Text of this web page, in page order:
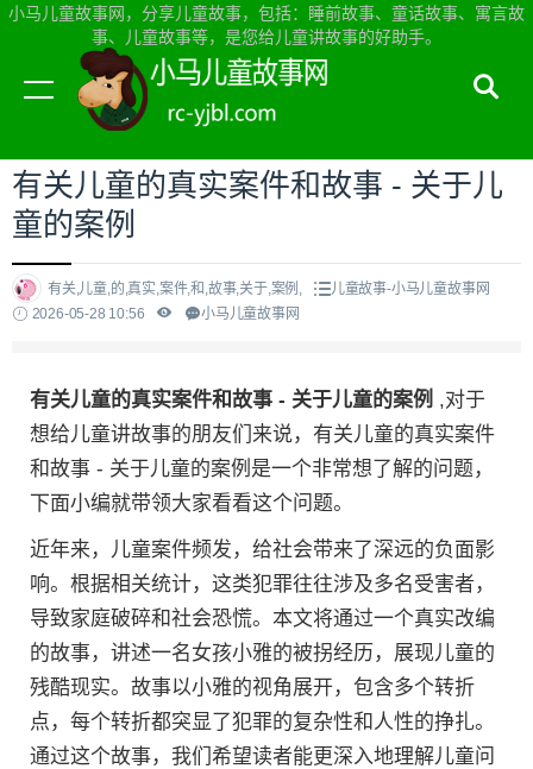
小马儿童故事网，分享儿童故事，包括：睡前故事、童话故事、寓言故
事、儿童故事等，是您给儿童讲故事的好助手。
当前位置：小马儿童故事网首页>儿童故事
有关儿童的真实案件和故事 - 关于儿
童的案例
有关,儿童,的,真实,案件,和,故事,关于,案例,
儿童故事-小马儿童故事网
2026-05-28 10:56
小马儿童故事网
有关儿童的真实案件和故事 - 关于儿童的案例 ,对于
想给儿童讲故事的朋友们来说，有关儿童的真实案件
和故事 - 关于儿童的案例是一个非常想了解的问题，
下面小编就带领大家看看这个问题。
近年来，儿童案件频发，给社会带来了深远的负面影
响。根据相关统计，这类犯罪往往涉及多名受害者，
导致家庭破碎和社会恐慌。本文将通过一个真实改编
的故事，讲述一名女孩小雅的被拐经历，展现儿童的
残酷现实。故事以小雅的视角展开，包含多个转折
点，每个转折都突显了犯罪的复杂性和人性的挣扎。
通过这个故事，我们希望读者能更深入地理解儿童问